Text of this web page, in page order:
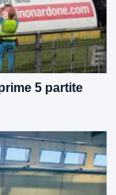
5 partite